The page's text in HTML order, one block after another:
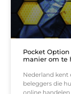
Pocket
manier om te
Nederland kent
beleggers die
online